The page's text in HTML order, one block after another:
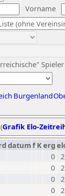
Vorname
Spieler
Burgenland
Grafik Elo-
datumf Kerg
0
0
0
0